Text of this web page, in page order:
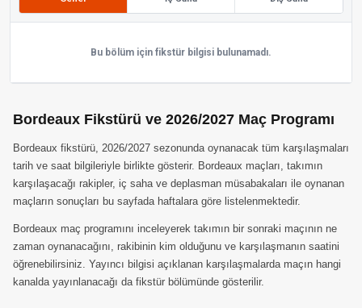
Bu bölüm için fikstür bilgisi bulunamadı.
Bordeaux Fikstürü ve 2026/2027 Maç Programı
Bordeaux fikstürü, 2026/2027 sezonunda oynanacak tüm karşılaşmaları
tarih ve saat bilgileriyle birlikte gösterir. Bordeaux maçları, takımın
karşılaşacağı rakipler, iç saha ve deplasman müsabakaları ile oynanan
maçların sonuçları bu sayfada haftalara göre listelenmektedir.
Bordeaux maç programını inceleyerek takımın bir sonraki maçının ne
zaman oynanacağını, rakibinin kim olduğunu ve karşılaşmanın saatini
öğrenebilirsiniz. Yayıncı bilgisi açıklanan karşılaşmalarda maçın hangi
kanalda yayınlanacağı da fikstür bölümünde gösterilir.